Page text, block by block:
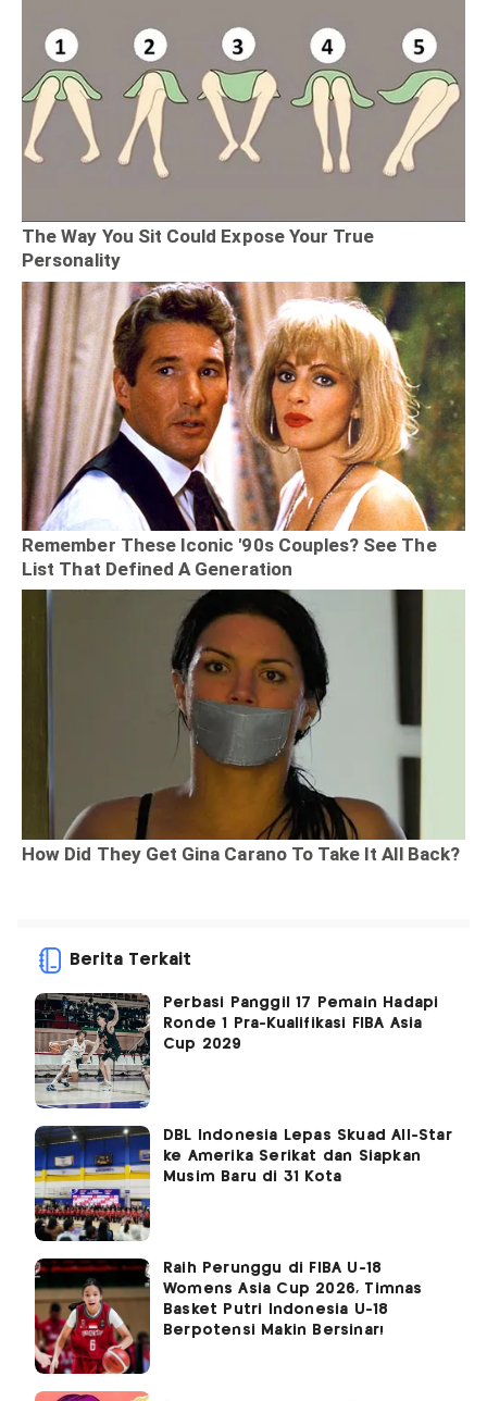
Berita Terkait
Perbasi Panggil 17 Pemain Hadapi
Ronde 1 Pra-Kualifikasi FIBA Asia
Cup 2029
DBL Indonesia Lepas Skuad All-Star
ke Amerika Serikat dan Siapkan
Musim Baru di 31 Kota
Raih Perunggu di FIBA U-18
Womens Asia Cup 2026, Timnas
Basket Putri Indonesia U-18
Berpotensi Makin Bersinar!